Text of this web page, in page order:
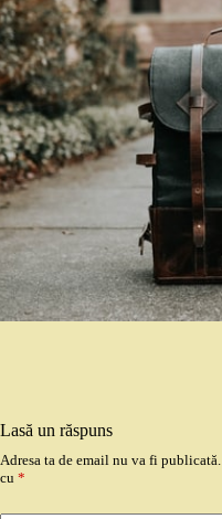
Lasă un răspuns
Adresa ta de email nu va fi publicată.
cu *